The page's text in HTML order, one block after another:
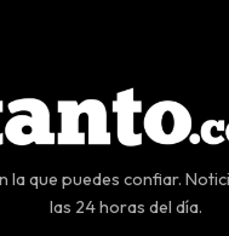
la que puedes confiar.
las 24 horas del día.